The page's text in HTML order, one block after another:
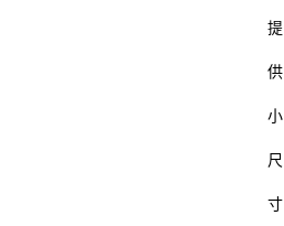
提
供
小
尺
寸